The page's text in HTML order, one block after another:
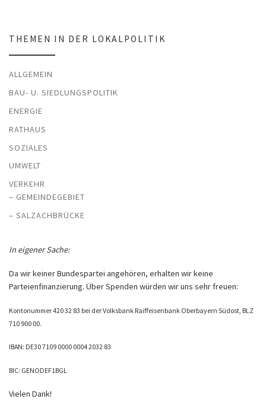
THEMEN IN DER LOKALPOLITIK
ALLGEMEIN
BAU- U. SIEDLUNGSPOLITIK
ENERGIE
RATHAUS
SOZIALES
UMWELT
VERKEHR
– GEMEINDEGEBIET
– SALZACHBRÜCKE
In eigener Sache:
Da wir keiner Bundespartei angehören, erhalten wir keine
Parteienfinanzierung. Über Spenden würden wir uns sehr freuen:
Kontonummer 420 32 83 bei der Volksbank Raiffeisenbank Oberbayern Südost, BLZ
710 900 00.
IBAN: DE30 7109 0000 0004 2032 83
BIC: GENODEF1BGL
Vielen Dank!